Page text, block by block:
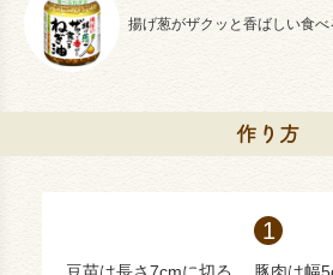
揚げ葱がザクッと香ばしい食べ